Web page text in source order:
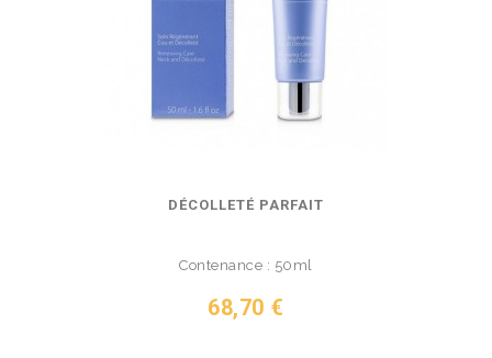
DÉCOLLETÉ PARFAIT
Contenance : 50ml
Prix
68,70 €
VOIR LE PRODUIT